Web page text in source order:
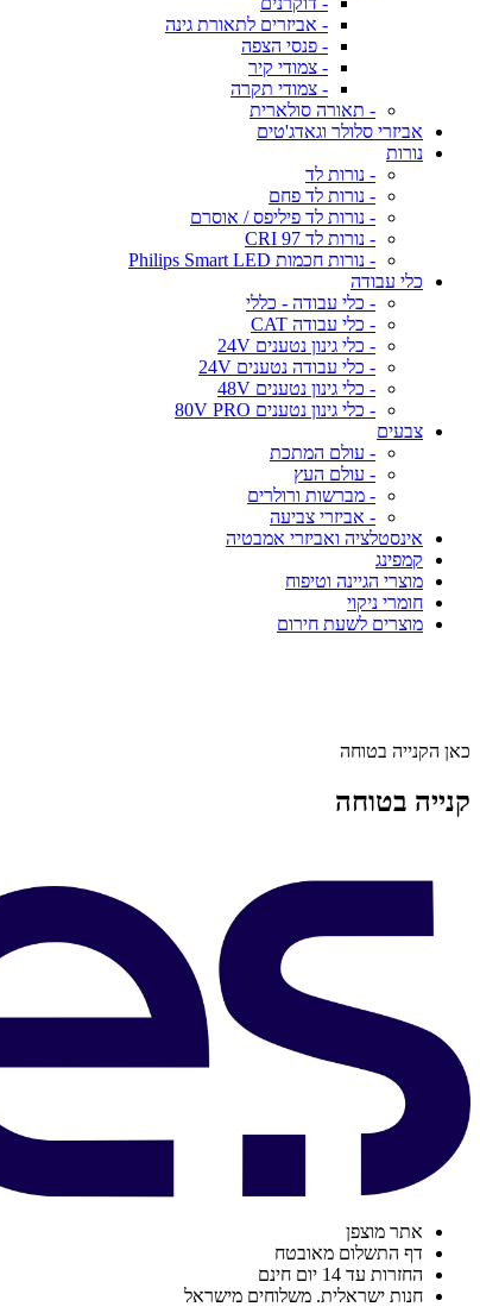
- אביזרים לתאורת גינה
- פנסי הצפה
- צמודי קיר
- צמודי תקרה
- תאורה סולארית
אביזרי סלולר וגאדג'טים
נורות
- נורות לד
- נורות לד פחם
- נורות לד פיליפס / אוסרם
- נורות לד CRI 97
- נורות חכמות Philips Smart LED
כלי עבודה
- כלי עבודה - כללי
- כלי עבודה CAT
- כלי גינון נטענים 24V
- כלי עבודה נטענים 24V
- כלי גינון נטענים 48V
- כלי גינון נטענים 80V PRO
צבעים
- עולם המתכת
- עולם העץ
- מברשות ורולרים
- אביזרי צביעה
אינסטלציה ואביזרי אמבטיה
קמפינג
מוצרי הגיינה וטיפוח
חומרי ניקוי
מוצרים לשעת חירום
כאן הקנייה בטוחה
קנייה בטוחה
אתר מוצפן
דף התשלום מאובטח
החזרות עד 14 יום חינם
חנות ישראלית. משלוחים מישראל